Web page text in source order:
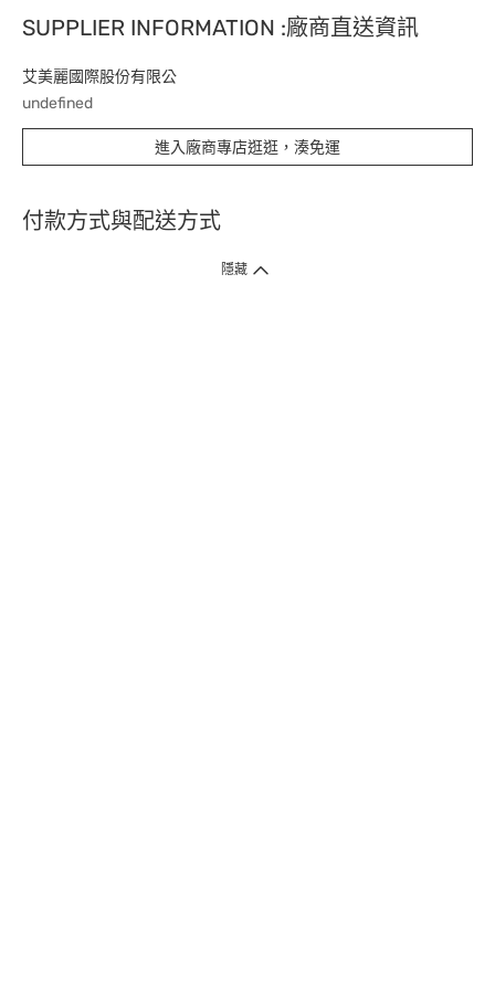
SUPPLIER INFORMATION :廠商直送資訊
艾美麗國際股份有限公
undefined
進入廠商專店逛逛，湊免運
付款方式與配送方式
隱藏